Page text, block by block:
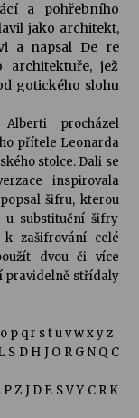
V Želivě ožije
v Klášteře
a pohřebního
jako architekt,
a napsal De re
architektuře, jež
gotického slohu
procházel
přítele Leonarda
stolce. Dali se
inspirovala
šifru, kterou
u substituční šifry
k zašifrování celé
dvou či více
pravidelně střídaly
p q r s t u v w x y z
D H J O R G N Q C
Z J D E S V Y C R K